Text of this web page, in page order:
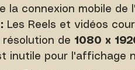
la connexion mobile de
Les Reels et vidéos
résolution de 1080 x
inutile pour l'affichage